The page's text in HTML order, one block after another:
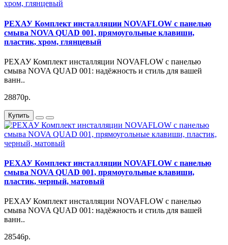
РЕХАУ Комплект инсталляции NOVAFLOW с панелью
смыва NOVA QUAD 001, прямоугольные клавиши,
пластик, хром, глянцевый
РЕХАУ Комплект инсталляции NOVAFLOW с панелью
смыва NOVA QUAD 001: надёжность и стиль для вашей
ванн..
28870р.
Купить
РЕХАУ Комплект инсталляции NOVAFLOW с панелью
смыва NOVA QUAD 001, прямоугольные клавиши,
пластик, черный, матовый
РЕХАУ Комплект инсталляции NOVAFLOW с панелью
смыва NOVA QUAD 001: надёжность и стиль для вашей
ванн..
28546р.